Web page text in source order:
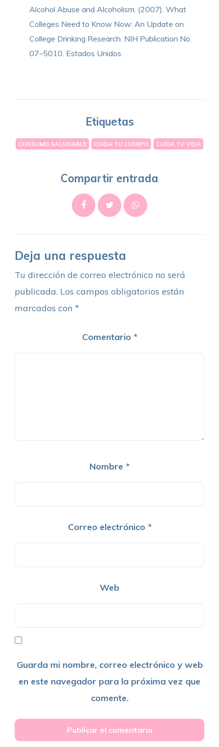
Alcohol Abuse and Alcoholism. (2007). What
Colleges Need to Know Now: An Update on
College Drinking Research. NIH Publication No.
07–5010. Estados Unidos.
Etiquetas
CONSUMO SALUDABLE CUIDA TU CUERPO CUIDA TU VIDA
Compartir entrada
Deja una respuesta
Tu dirección de correo electrónico no será
publicada. Los campos obligatorios están
marcados con *
Comentario *
Nombre *
Correo electrónico *
Web
Guarda mi nombre, correo electrónico y web
en este navegador para la próxima vez que
comente.